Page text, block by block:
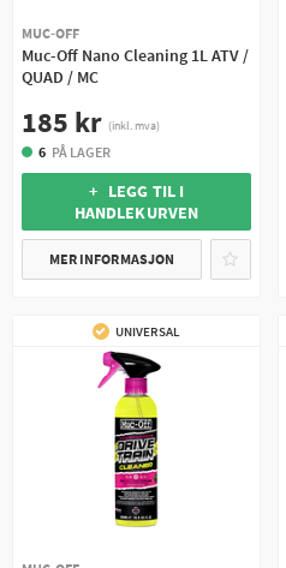
MUC-OFF
Muc-Off Nano Cleaning 1L ATV /
QUAD / MC
185 kr (inkl. mva)
6 PÅ LAGER
+ LEGG TIL I
HANDLEKURVEN
MER INFORMASJON
UNIVERSAL